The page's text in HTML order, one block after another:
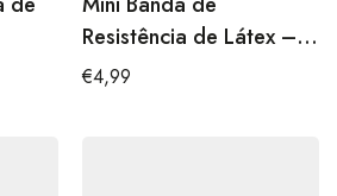
Resistência de Látex –
Leve
€4,99